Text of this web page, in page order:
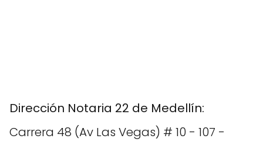
Dirección Notaria 22 de Medellín:
Carrera 48 (Av Las Vegas) # 10 - 107 -